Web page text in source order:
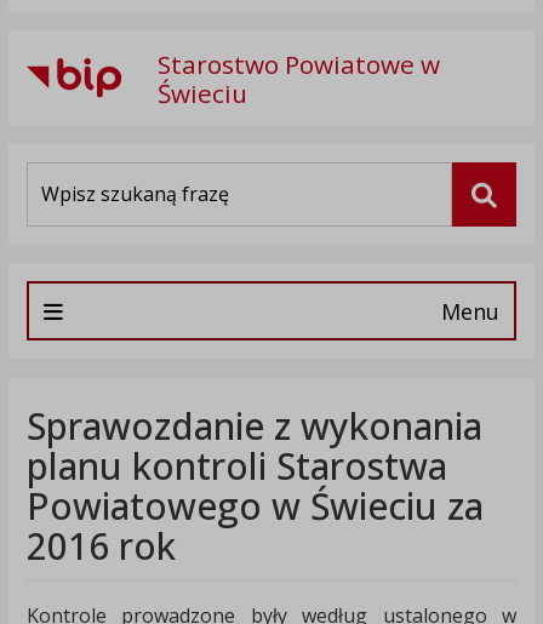
Starostwo Powiatowe w
Świeciu
Menu
Sprawozdanie z wykonania
planu kontroli Starostwa
Powiatowego w Świeciu za
2016 rok
Kontrole prowadzone były według ustalonego w